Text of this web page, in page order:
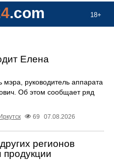
18+
.com
Елена
мэра, руководитель аппарата
Об этом сообщает ряд
Иркутск 69 07.08.2026
регионов
продукции